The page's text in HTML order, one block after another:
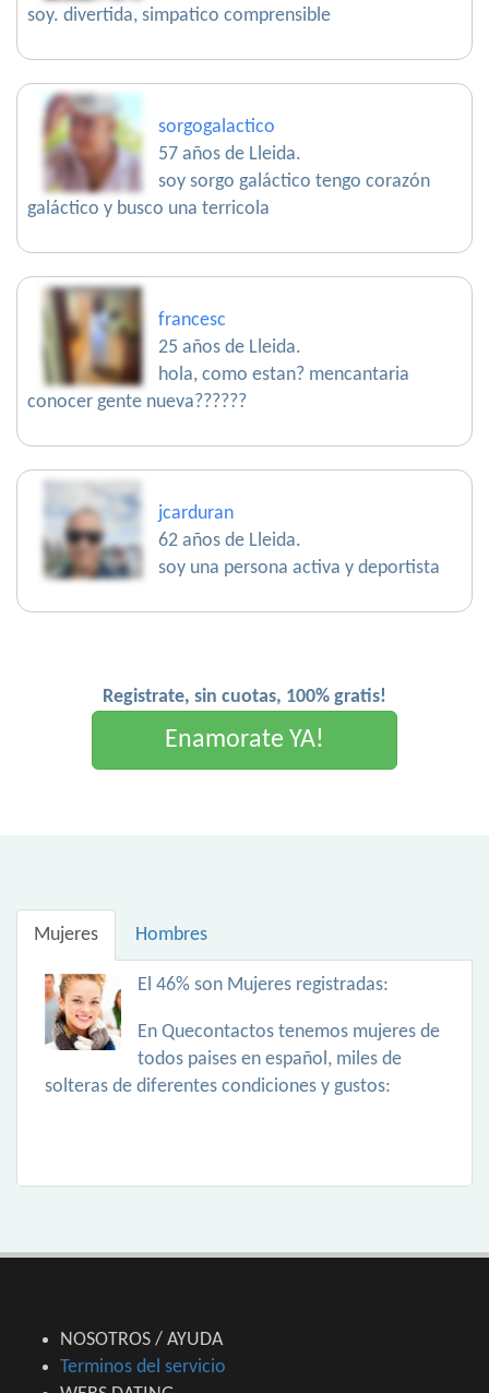
soy. divertida, simpatico comprensible
sorgogalactico
57 años de Lleida.
soy sorgo galáctico tengo corazón
galáctico y busco una terricola
francesc
25 años de Lleida.
hola, como estan? mencantaria
conocer gente nueva??????
jcarduran
62 años de Lleida.
soy una persona activa y deportista
Registrate, sin cuotas, 100% gratis!
Enamorate YA!
Mujeres Hombres
El 46% son Mujeres registradas:
En Quecontactos tenemos mujeres de
todos paises en español, miles de
solteras de diferentes condiciones y gustos:
NOSOTROS / AYUDA
Terminos del servicio